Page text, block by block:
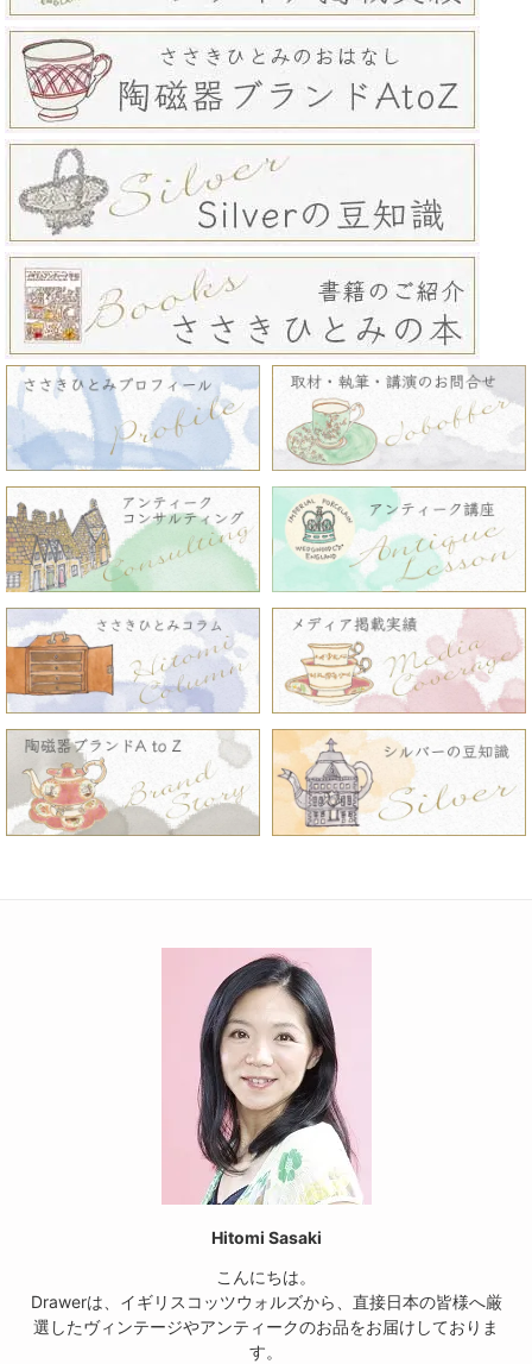
Hitomi Sasaki
こんにちは。
Drawerは、イギリスコッツウォルズから、直接日本の皆様へ厳
選したヴィンテージやアンティークのお品をお届けしておりま
す。